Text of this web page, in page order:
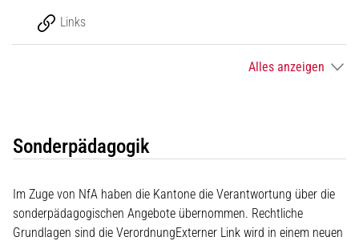
Links
Alles anzeigen
Sonderpädagogik
Im Zuge von NfA haben die Kantone die Verantwortung über die
sonderpädagogischen Angebote übernommen. Rechtliche
Grundlagen sind die VerordnungExterner Link wird in einem neuen